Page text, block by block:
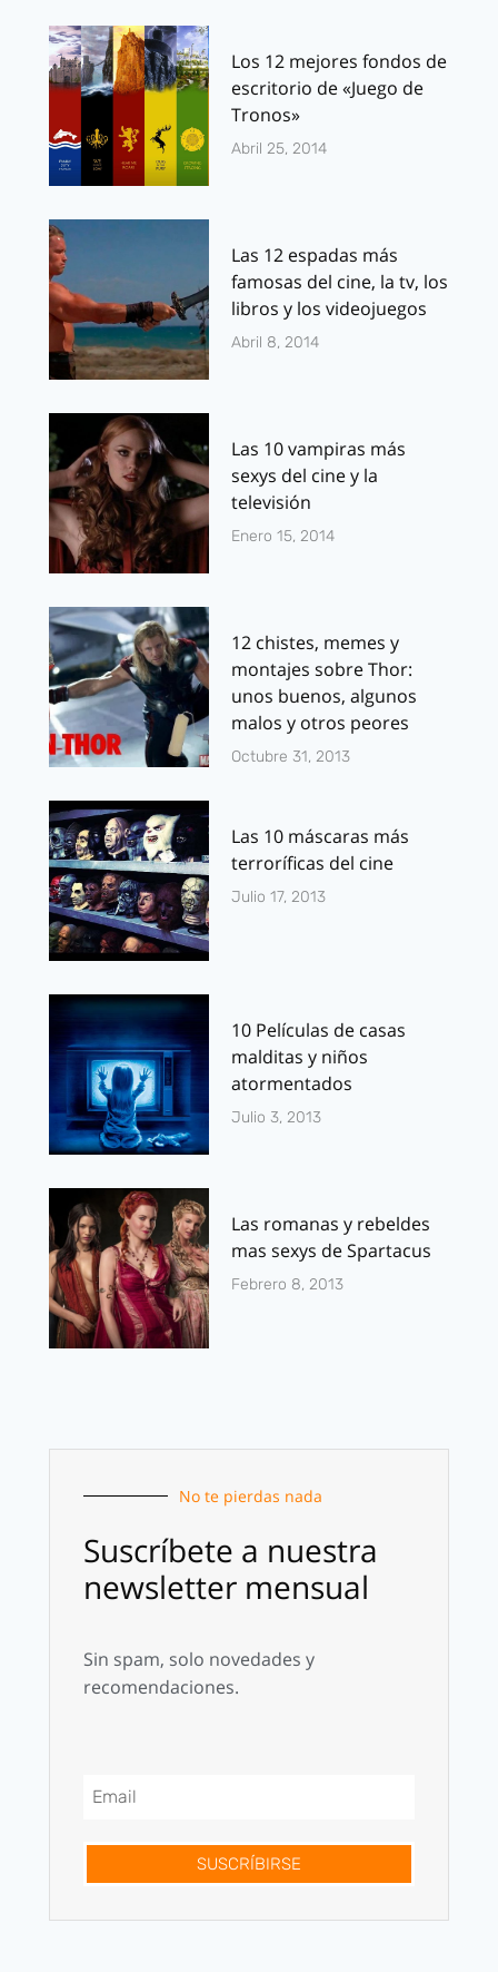
Los 12 mejores fondos de
escritorio de «Juego de
Tronos»
Abril 25, 2014
Las 12 espadas más
famosas del cine, la tv, los
libros y los videojuegos
Abril 8, 2014
Las 10 vampiras más
sexys del cine y la
televisión
Enero 15, 2014
12 chistes, memes y
montajes sobre Thor:
unos buenos, algunos
malos y otros peores
Octubre 31, 2013
Las 10 máscaras más
terroríficas del cine
Julio 17, 2013
10 Películas de casas
malditas y niños
atormentados
Julio 3, 2013
Las romanas y rebeldes
mas sexys de Spartacus
Febrero 8, 2013
No te pierdas nada
Suscríbete a nuestra
newsletter mensual
Sin spam, solo novedades y
recomendaciones.
SUSCRÍBIRSE